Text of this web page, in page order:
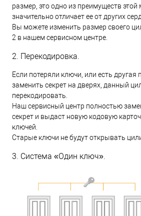
размер, это одно из преимуществ этой
значительно отличает ее от других
Вы можете изменить размер своего
2 в нашем сервисном центре.
2. Перекодировка.
Если потеряли ключи, или есть другая
заменить секрет на дверях, данный
перекодировать.
Наш сервисный центр полностью
секрет и выдаст новую кодовую
ключей.
Старые ключи не будут открывать
3. Система «Один ключ».